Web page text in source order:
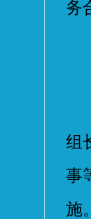
务
组
事
施。